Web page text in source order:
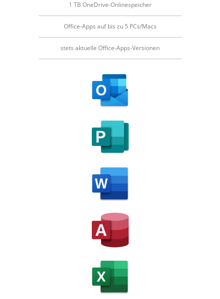
1 TB OneDrive-Onlinespeicher
Office-Apps auf bis zu 5 PCs/Macs
stets aktuelle Office-Apps-Versionen